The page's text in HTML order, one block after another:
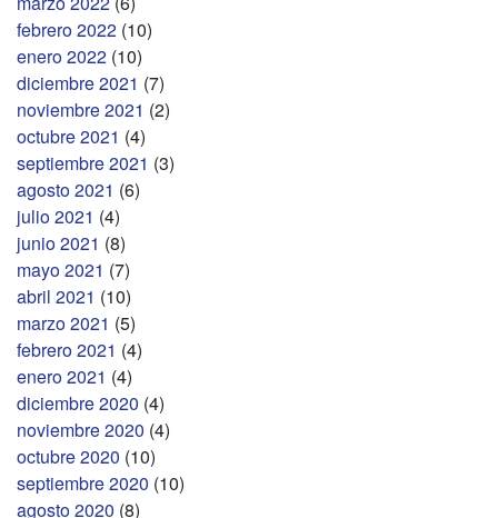
febrero 2022 (10)
enero 2022 (10)
diciembre 2021 (7)
noviembre 2021 (2)
octubre 2021 (4)
septiembre 2021 (3)
agosto 2021 (6)
julio 2021 (4)
junio 2021 (8)
mayo 2021 (7)
abril 2021 (10)
marzo 2021 (5)
febrero 2021 (4)
enero 2021 (4)
diciembre 2020 (4)
noviembre 2020 (4)
octubre 2020 (10)
septiembre 2020 (10)
agosto 2020 (8)